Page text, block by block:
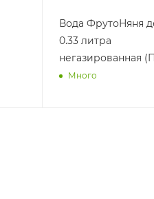
Вода Архыз 0.5
негазированная
Много